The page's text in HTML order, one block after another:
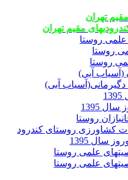
تهران
مقیم تهران
روستا
روستا
روستا
(آسیاب آبی)
دگیرمانی(آسیاب آبی)
1395
روستا
کشاورزی روستای کندرود
سال 1395
علمی روستا
علمی روستا